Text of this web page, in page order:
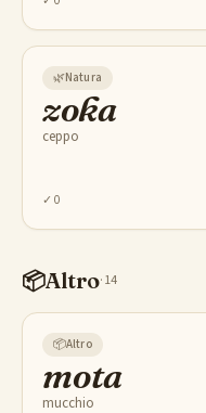
🌿Natura
zoka
ceppo
✓ 0
📦Altro·14
📦Altro
mota
mucchio